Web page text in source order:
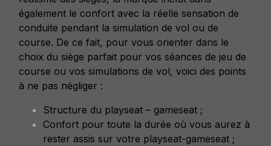
également le confort avec la réelle sensation de
conduite pendant la simulation de vol ou de
course. De ce fait, pour vous orienter dans le
choix du siège parfait pour vos séances de jeu de
course ou vos simulations de vol, voici des points
à ne pas négliger :
Structure du playseat – gameseat ;
Confort pour toute la durée où vous aurez à
rester assis sur votre playseat-gameseat ;